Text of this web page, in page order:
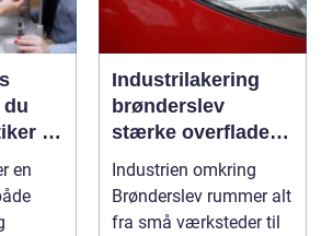
du
i
en
Industrilakering
brønderslev
stærke overflader
til industri og
erhverv
Industrien omkring
Brønderslev rummer alt
fra små værksteder til